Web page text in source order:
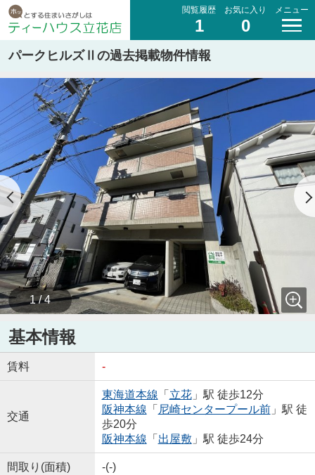
閲覧履歴
1
お気に入り
0
メニュー
パークヒルズⅡの過去掲載物件情報
1 / 4
基本情報
賃料 -
交通
東海道本線 「 立花」駅 徒歩12分
阪神本線 「 尼崎センタープール前」駅 徒
歩20分
阪神本線 「 出屋敷 」駅 徒歩24分
間取り(面積) -(-)